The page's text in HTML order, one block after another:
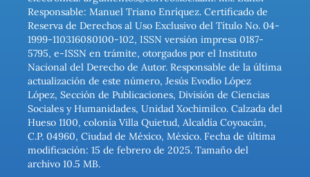
Responsable: Manuel Triano Enríquez. Certificado de
Reserva de Derechos al Uso Exclusivo del Título No. 04-
1999-110316080100-102, ISSN versión impresa 0187-
5795, e-ISSN en trámite, otorgados por el Instituto
Nacional del Derecho de Autor. Responsable de la última
actualización de este número, Jesús Evodio López
López, Sección de Publicaciones, División de Ciencias
Sociales y Humanidades, Unidad Xochimilco. Calzada del
Hueso 1100, colonia Villa Quietud, Alcaldía Coyoacán,
C.P. 04960, Ciudad de México, México. Fecha de última
modificación: 15 de febrero de 2025. Tamaño del
archivo 10.5 MB.